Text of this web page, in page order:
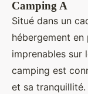
Camping A
Situé dans un
hébergement
imprenables sur
camping est
et sa